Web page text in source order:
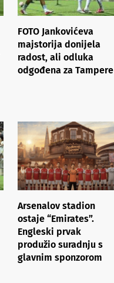
FOTO Jankovićeva
majstorija donijela
radost, ali odluka
odgođena za Tampere
Arsenalov stadion
ostaje “Emirates”.
Engleski prvak
produžio suradnju s
glavnim sponzorom